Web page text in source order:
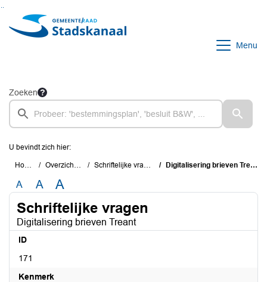
Ga naar de inhoud van deze pagina
Ga naar het zoeken
Ga naar het menu
Menu
Zoeken
U bevindt zich hier:
Home Overzichten Schriftelijke vragen Digitalisering brieven Treant
A A A
Schriftelijke vragen
Digitalisering brieven Treant
ID
171
Kenmerk